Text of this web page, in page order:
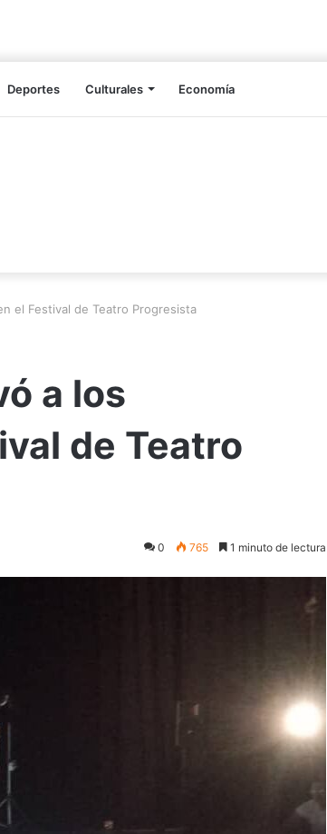
Deportes Culturales Economía
el Festival de Teatro Progresista
a los
de Teatro
0 765 1 minuto de lectura